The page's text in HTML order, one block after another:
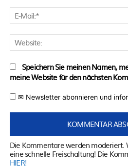
Speichern Sie meinen Namen,
meine Website für den nächsten
✉ Newsletter abonnieren und
Die Kommentare werden moderiert.
eine schnelle Freischaltung! Die
HIER!